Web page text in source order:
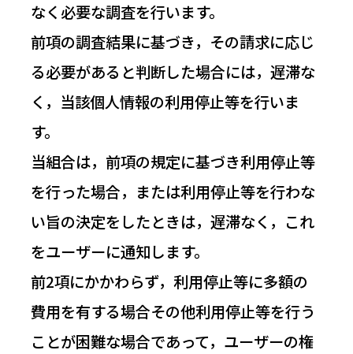
なく必要な調査を行います。
前項の調査結果に基づき，その請求に応じ
る必要があると判断した場合には，遅滞な
く，当該個人情報の利用停止等を行いま
す。
当組合は，前項の規定に基づき利用停止等
を行った場合，または利用停止等を行わな
い旨の決定をしたときは，遅滞なく，これ
をユーザーに通知します。
前2項にかかわらず，利用停止等に多額の
費用を有する場合その他利用停止等を行う
ことが困難な場合であって，ユーザーの権